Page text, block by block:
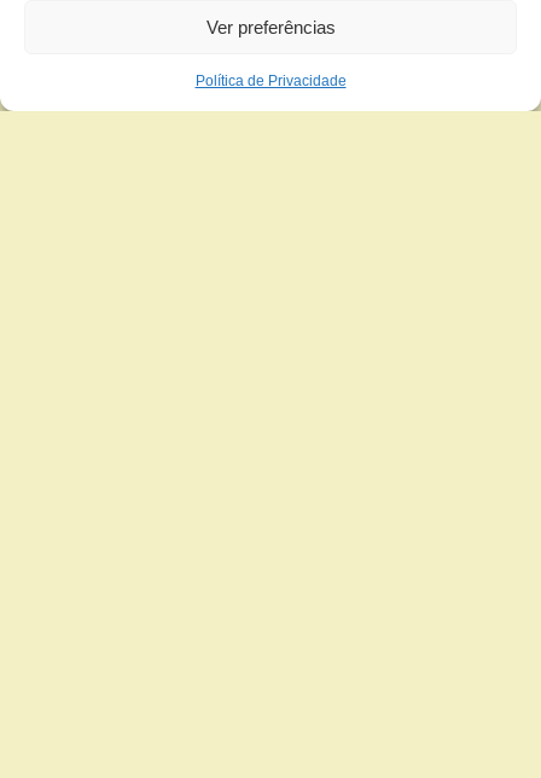
Ver preferências
Política de Privacidade